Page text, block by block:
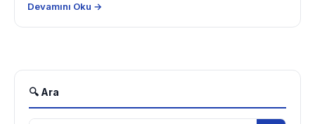
Devamını Oku →
🔍 Ara